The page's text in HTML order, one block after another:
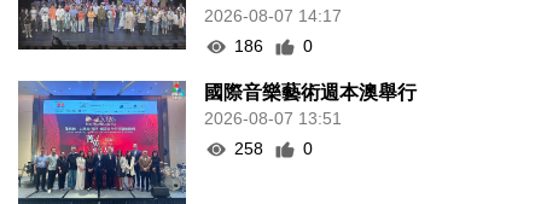
2026-08-07 14:17
186
0
國際音樂藝術週本澳舉行
2026-08-07 13:51
258
0